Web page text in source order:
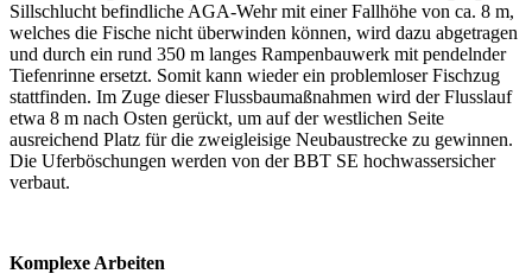
Sillschlucht befindliche AGA-Wehr mit einer Fallhöhe von ca. 8 m,
welches die Fische nicht überwinden können, wird dazu abgetragen
und durch ein rund 350 m langes Rampenbauwerk mit pendelnder
Tiefenrinne ersetzt. Somit kann wieder ein problemloser Fischzug
stattfinden. Im Zuge dieser Flussbaumaßnahmen wird der Flusslauf
etwa 8 m nach Osten gerückt, um auf der westlichen Seite
ausreichend Platz für die zweigleisige Neubaustrecke zu gewinnen.
Die Uferböschungen werden von der BBT SE hochwassersicher
verbaut.
Komplexe Arbeiten